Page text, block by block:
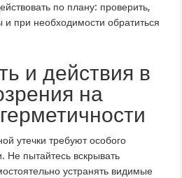
по плану: проверить,
при необходимости обратиться
и действия в
на
утечки требуют особого
Не пытайтесь вскрывать
устранять видимые